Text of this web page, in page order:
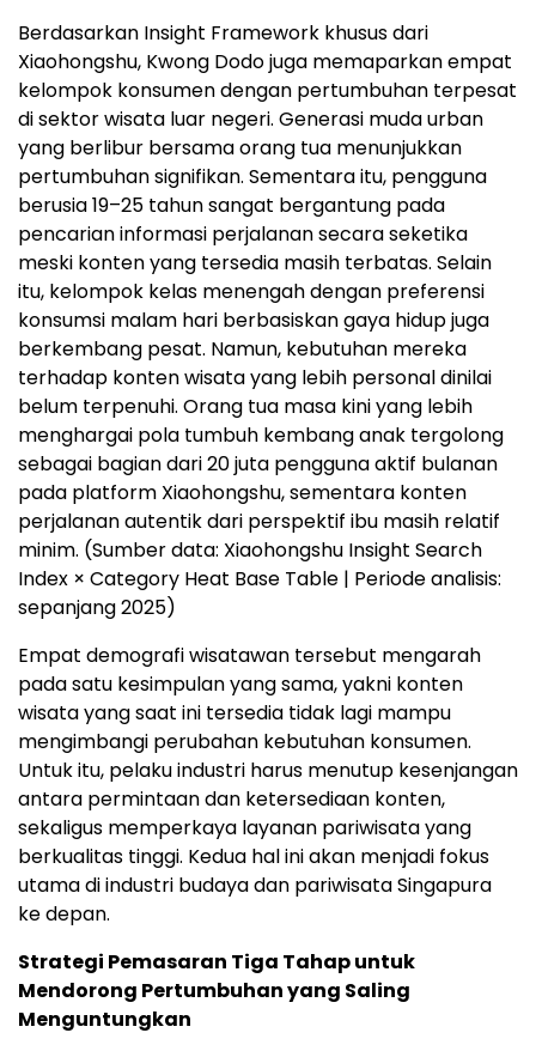
Berdasarkan Insight Framework khusus dari
Xiaohongshu, Kwong Dodo juga memaparkan empat
kelompok konsumen dengan pertumbuhan terpesat
di sektor wisata luar negeri. Generasi muda urban
yang berlibur bersama orang tua menunjukkan
pertumbuhan signifikan. Sementara itu, pengguna
berusia 19–25 tahun sangat bergantung pada
pencarian informasi perjalanan secara seketika
meski konten yang tersedia masih terbatas. Selain
itu, kelompok kelas menengah dengan preferensi
konsumsi malam hari berbasiskan gaya hidup juga
berkembang pesat. Namun, kebutuhan mereka
terhadap konten wisata yang lebih personal dinilai
belum terpenuhi. Orang tua masa kini yang lebih
menghargai pola tumbuh kembang anak tergolong
sebagai bagian dari 20 juta pengguna aktif bulanan
pada platform Xiaohongshu, sementara konten
perjalanan autentik dari perspektif ibu masih relatif
minim. (Sumber data: Xiaohongshu Insight Search
Index × Category Heat Base Table | Periode analisis:
sepanjang 2025)
Empat demografi wisatawan tersebut mengarah
pada satu kesimpulan yang sama, yakni konten
wisata yang saat ini tersedia tidak lagi mampu
mengimbangi perubahan kebutuhan konsumen.
Untuk itu, pelaku industri harus menutup kesenjangan
antara permintaan dan ketersediaan konten,
sekaligus memperkaya layanan pariwisata yang
berkualitas tinggi. Kedua hal ini akan menjadi fokus
utama di industri budaya dan pariwisata Singapura
ke depan.
Strategi Pemasaran Tiga Tahap untuk
Mendorong Pertumbuhan yang Saling
Menguntungkan